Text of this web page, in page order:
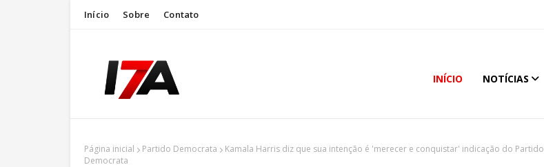
Início Sobre Contato
INÍCIO NOTÍCIAS
Página inicial Partido Democrata
Kamala Harris diz que sua intenção é 'merecer e conquistar' indicação do Partido
Democrata